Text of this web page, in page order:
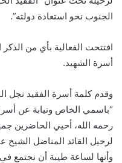
الجنوب نحو استعادة دولته”.
افتتحت الفعالية بأي من
أسرة الشهيد.
وقدم كلمة أسرة الفقيد نجل
“باسمي الخاص ونيابة عن
رحمه الله، أحيي الحاضرين
لرحيل القائد المناضل الشيخ
وأنها لساعة طيبة أن نجتمع